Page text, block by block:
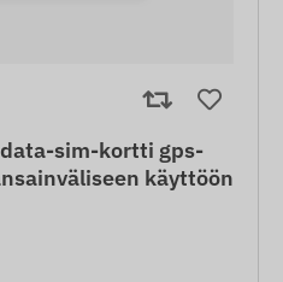
data-sim-kortti gps-
käyttöön